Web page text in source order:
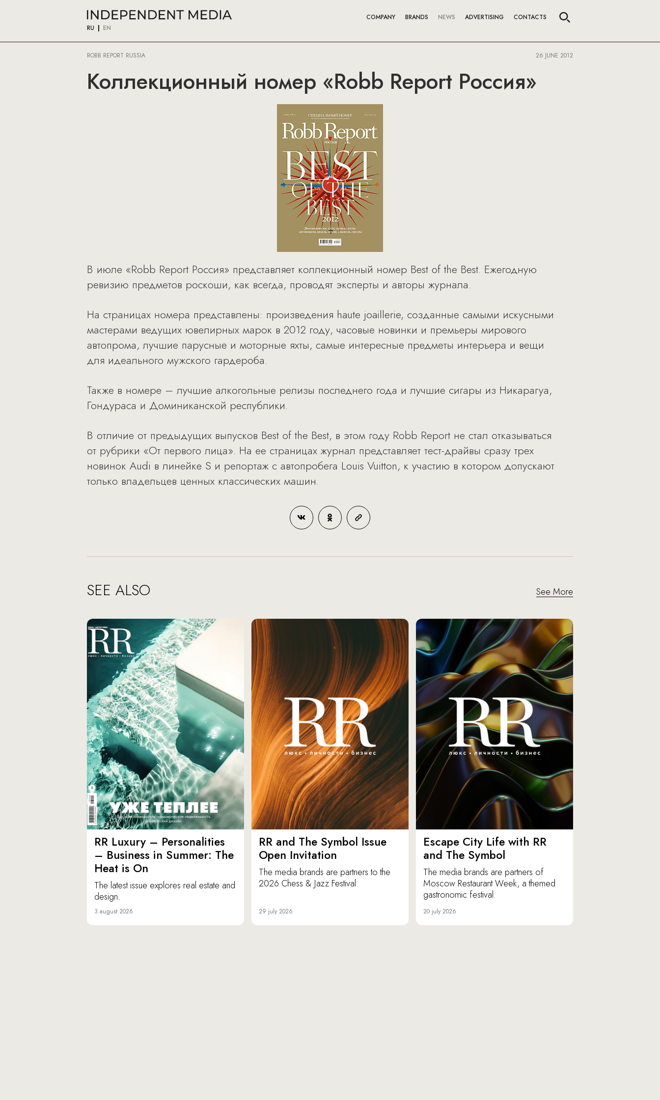
RU EN
COMPANY BRANDS NEWS ADVERTISING CONTACTS
ROBB REPORT RUSSIA 26 JUNE 2012
Коллекционный номер «Robb Report Россия»
В июле «Robb Report Россия» представляет коллекционный номер Best of the Best. Ежегодную
ревизию предметов роскоши, как всегда, проводят эксперты и авторы журнала.
На страницах номера представлены: произведения haute joaillerie, созданные самыми искусными
мастерами ведущих ювелирных марок в 2012 году, часовые новинки и премьеры мирового
автопрома, лучшие парусные и моторные яхты, самые интересные предметы интерьера и вещи
для идеального мужского гардероба.
Также в номере – лучшие алкогольные релизы последнего года и лучшие сигары из Никарагуа,
Гондураса и Доминиканской республики.
В отличие от предыдущих выпусков Best of the Best, в этом году Robb Report не стал отказываться
от рубрики «От первого лица». На ее страницах журнал представляет тест-драйвы сразу трех
новинок Audi в линейке S и репортаж с автопробега Louis Vuitton, к участию в котором допускают
только владельцев ценных классических машин.
SEE ALSO See More
RR Luxury – Personalities
– Business in Summer: The
Heat is On
The latest issue explores real estate and
design.
3 august 2026
RR and The Symbol Issue
Open Invitation
The media brands are partners to the
2026 Chess & Jazz Festival.
29 july 2026
Escape City Life with RR
and The Symbol
The media brands are partners of
Moscow Restaurant Week, a themed
gastronomic festival.
20 july 2026